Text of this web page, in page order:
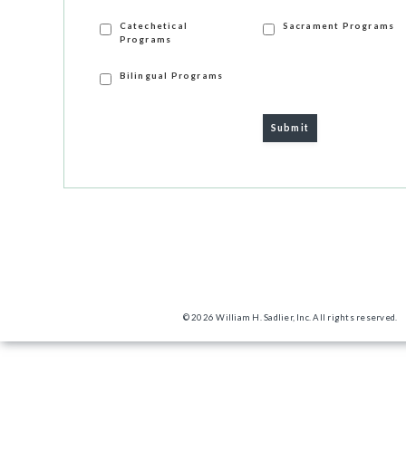
Catechetical
Programs
Sacrament Programs
Bilingual Programs
© 2026 William H. Sadlier, Inc. All rights reserved.